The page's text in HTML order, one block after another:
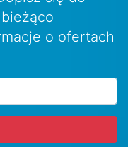
o ofertach